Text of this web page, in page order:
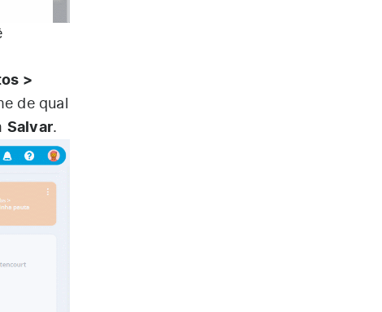
>
de qual
Salvar.